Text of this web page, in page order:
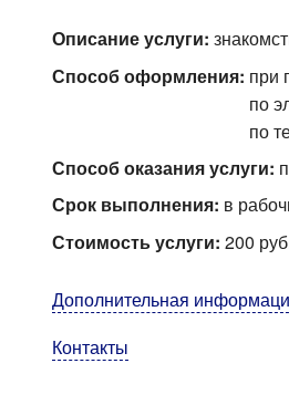
Описание услуги:
Способ оформления: при
по
по
Способ оказания услуги:
Срок выполнения: в
Стоимость услуги: 200
Дополнительная
Контакты